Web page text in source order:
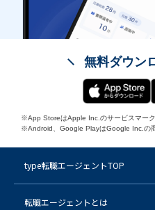
無料ダウン
※App StoreはApple Inc.のサービスマーク
※Android、Google PlayはGoogle Inc.の
type転職エージェントTOP
転職エージェントとは